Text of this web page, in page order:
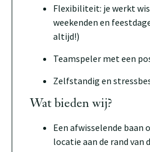
Flexibiliteit: je werkt
weekenden en
altijd!)
Teamspeler met een
Zelfstandig en
Wat bieden wij?
Een afwisselende baan
locatie aan de rand van